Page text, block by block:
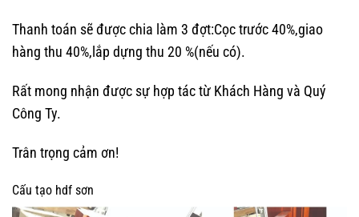
Thanh toán sẽ được chia làm 3 đợt:Cọc trước 40%,giao
hàng thu 40%,lắp dựng thu 20 %(nếu có).
Rất mong nhận được sự hợp tác từ Khách Hàng và Quý
Công Ty.
Trân trọng cảm ơn!
Cấu tạo hdf sơn